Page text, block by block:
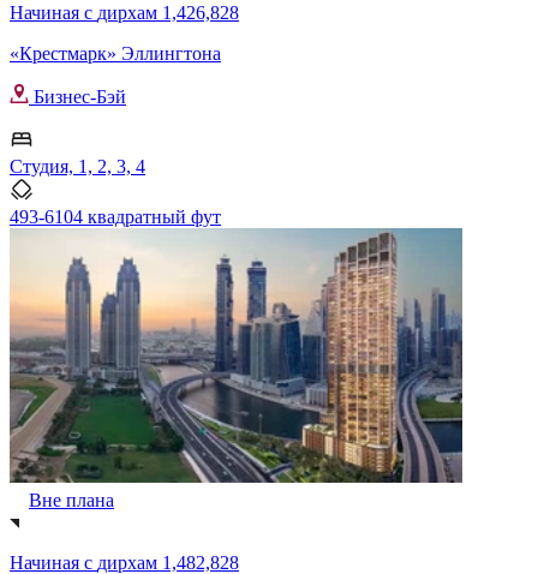
Начиная с дирхам 1,426,828
«Крестмарк» Эллингтона
Бизнес-Бэй
Студия, 1, 2, 3, 4
493-6104 квадратный фут
Вне плана
Начиная с дирхам 1,482,828